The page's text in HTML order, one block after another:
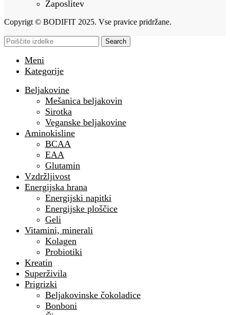
Zaposlitev
Copyrigt © BODIFIT 2025. Vse pravice pridržane.
Search
Meni
Kategorije
Beljakovine
Mešanica beljakovin
Sirotka
Veganske beljakovine
Aminokisline
BCAA
EAA
Glutamin
Vzdržljivost
Energijska hrana
Energijski napitki
Energijske ploščice
Geli
Vitamini, minerali
Kolagen
Probiotiki
Kreatin
Superživila
Prigrizki
Beljakovinske čokoladice
Bonboni